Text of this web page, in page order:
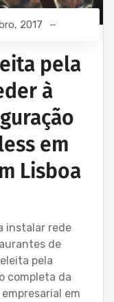
2017
pela
à
em
Lisboa
instalar rede
de
pela
completa da
em